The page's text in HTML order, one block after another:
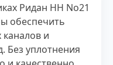
Ридан НН No21
обеспечить
и
Без уплотнения